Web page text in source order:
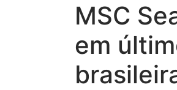
MSC
em